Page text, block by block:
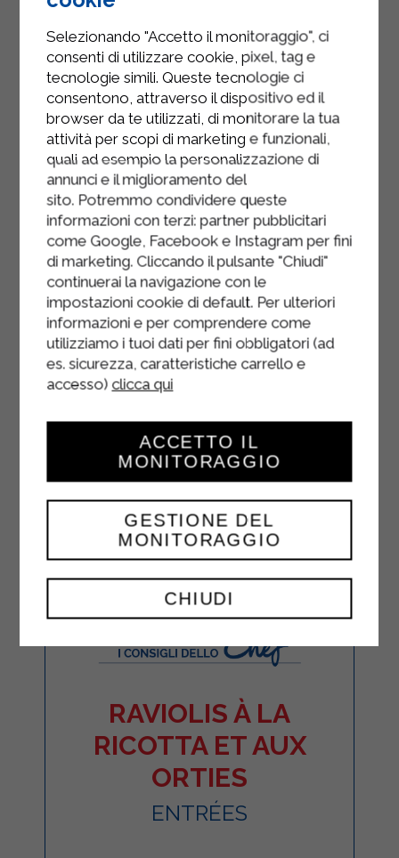
en ajoutant du bouillon si le riz
devient trop sec.
Lorsque le riz est cuit, éteignez le
feu et incorporez le mascarpone
Sterilgarda et 2 à 3 généreuses
poignées de fromage râpé.
Disposez le risotto dans une assiette
avec du chou rouge et servez chaud.
RAVIOLIS À LA
RICOTTA ET AUX
ORTIES
ENTRÉES
Selezionando "Accetto il monitoraggio", ci
consenti di utilizzare cookie, pixel, tag e
tecnologie simili. Queste tecnologie ci
consentono, attraverso il dispositivo ed il
browser da te utilizzati, di monitorare la tua
attività per scopi di marketing e funzionali,
quali ad esempio la personalizzazione di
annunci e il miglioramento del
sito. Potremmo condividere queste
informazioni con terzi: partner pubblicitari
come Google, Facebook e Instagram per fini
di marketing. Cliccando il pulsante "Chiudi"
continuerai la navigazione con le
impostazioni cookie di default. Per ulteriori
informazioni e per comprendere come
utilizziamo i tuoi dati per fini obbligatori (ad
es. sicurezza, caratteristiche carrello e
accesso) clicca qui
CHIUDI
GESTIONE DEL
MONITORAGGIO
ACCETTO IL
MONITORAGGIO